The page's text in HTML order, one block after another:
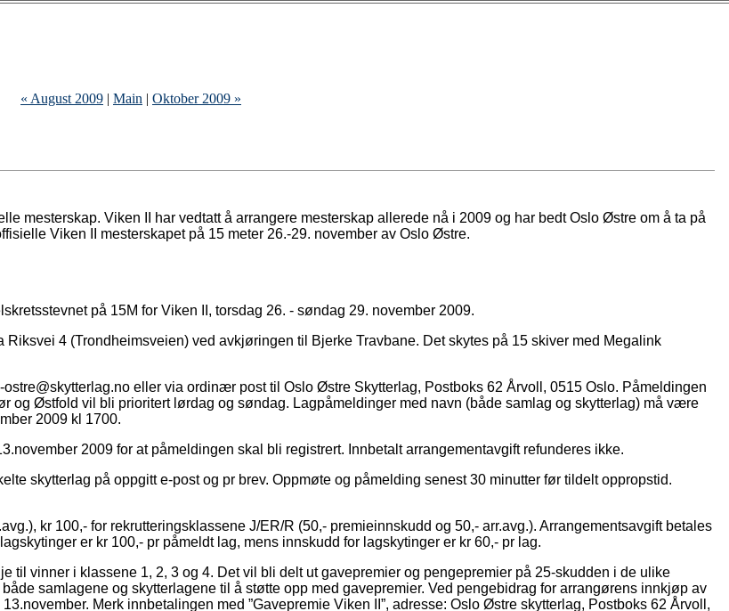
« August 2009 | Main | Oktober 2009 »
mesterskap. Viken II har vedtatt å arrangere mesterskap allerede nå i 2009 og har bedt Oslo Østre om å ta på
Viken II mesterskapet på 15 meter 26.-29. november av Oslo Østre.
på 15M for Viken II, torsdag 26. - søndag 29. november 2009.
4 (Trondheimsveien) ved avkjøringen til Bjerke Travbane. Det skytes på 15 skiver med Megalink
eller via ordinær post til Oslo Østre Skytterlag, Postboks 62 Årvoll, 0515 Oslo. Påmeldingen
og Østfold vil bli prioritert lørdag og søndag. Lagpåmeldinger med navn (både samlag og skytterlag) må være
2009 kl 1700.
2009 for at påmeldingen skal bli registrert. Innbetalt arrangementavgift refunderes ikke.
skytterlag på oppgitt e-post og pr brev. Oppmøte og påmelding senest 30 minutter før tildelt oppropstid.
kr 100,- for rekrutteringsklassene J/ER/R (50,- premieinnskudd og 50,- arr.avg.). Arrangementsavgift betales
er kr 100,- pr påmeldt lag, mens innskudd for lagskytinger er kr 60,- pr lag.
til vinner i klassene 1, 2, 3 og 4. Det vil bli delt ut gavepremier og pengepremier på 25-skudden i de ulike
samlagene og skytterlagene til å støtte opp med gavepremier. Ved pengebidrag for arrangørens innkjøp av
Merk innbetalingen med ”Gavepremie Viken II”, adresse: Oslo Østre skytterlag, Postboks 62 Årvoll,